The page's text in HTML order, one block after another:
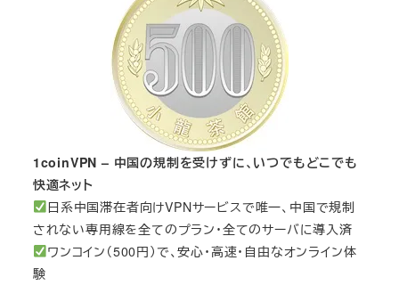
1coinVPN – 中国の規制を受けずに、いつでもどこでも
快適ネット
日系中国滞在者向けVPNサービスで唯一、中国で規制
されない専用線を全てのプラン・全てのサーバに導入済
ワンコイン（500円）で、安心・高速・自由なオンライン体
験